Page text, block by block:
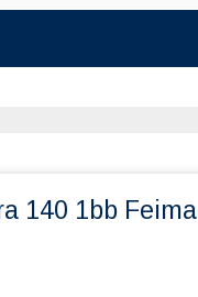
140 1bb Feima